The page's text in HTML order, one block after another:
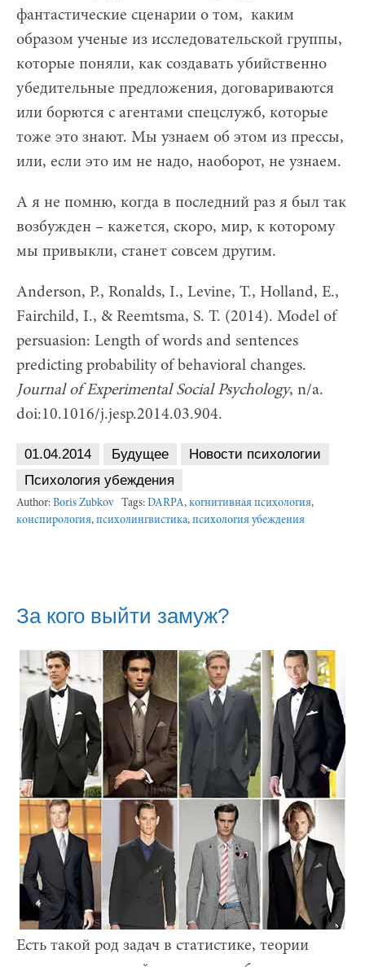
фантастические сценарии о том, каким
образом ученые из исследовательской группы,
которые поняли, как создавать убийственно
убедительные предложения, договариваются
или борются с агентами спецслужб, которые
тоже это знают. Мы узнаем об этом из прессы,
или, если это им не надо, наоборот, не узнаем.
А я не помню, когда в последний раз я был так
возбужден – кажется, скоро, мир, к которому
мы привыкли, станет совсем другим.
Anderson, P., Ronalds, I., Levine, T., Holland, E.,
Fairchild, I., & Reemtsma, S. T. (2014). Model of
persuasion: Length of words and sentences
predicting probability of behavioral changes.
Journal of Experimental Social Psychology, n/a.
doi:10.1016/j.jesp.2014.03.904.
01.04.2014 Будущее
Новости психологии
Психология убеждения
Author: Boris Zubkov Tags: DARPA, когнитивная психология,
конспирология, психолингвистика, психология убеждения
За кого выйти замуж?
Есть такой род задач в статистике, теории